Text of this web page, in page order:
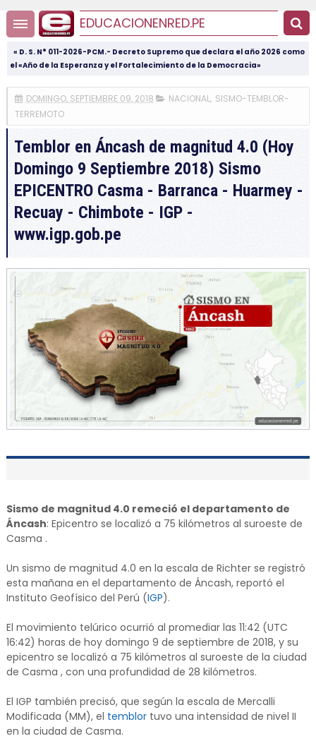
EDUCACIONENRED.PE
« D. S. N° 011-2026-PCM.- Decreto Supremo que declara el año 2026 como
el «Año de la Esperanza y el Fortalecimiento de la Democracia»
DOMINGO, SEPTIEMBRE 09, 2018 NACIONAL, SISMO-TEMBLOR-
TERREMOTO
Temblor en Áncash de magnitud 4.0 (Hoy
Domingo 9 Septiembre 2018) Sismo
EPICENTRO Casma - Barranca - Huarmey -
Recuay - Chimbote - IGP -
www.igp.gob.pe
Sismo de magnitud 4.0 remeció el departamento de
Áncash: Epicentro se localizó a 75 kilómetros al suroeste de
Casma .
Un sismo de magnitud 4.0 en la escala de Richter se registró
esta mañana en el departamento de Áncash, reportó el
Instituto Geofísico del Perú (IGP).
El movimiento telúrico ocurrió al promediar las 11:42 (UTC
16:42) horas de hoy domingo 9 de septiembre de 2018, y su
epicentro se localizó a 75 kilómetros al suroeste de la ciudad
de Casma , con una profundidad de 28 kilómetros.
El IGP también precisó, que según la escala de Mercalli
Modificada (MM), el temblortuvo una intensidad de nivel II
en la ciudad de Casma.